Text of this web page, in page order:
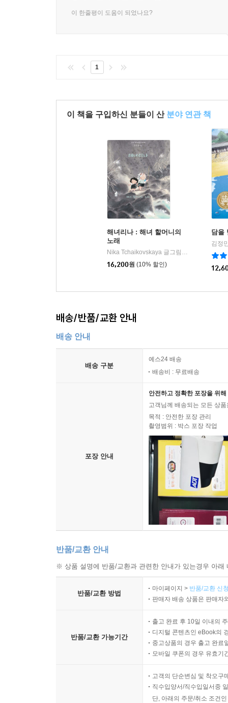
이 한줄평이 도움이 되었나요?
1
이 책을 구입하신 분들이 산 분야 연관 책
해녀리나 : 해녀 할머니의
노래
Nika Tchaikovskaya 글그림/강수경 역 |
16,200원 (10% 할인)
담을
김정
배송/반품/교환 안내
배송 안내
배송 구분
예스24 배송
배송비 : 무료배송
포장 안내
안전하고 정확한 포장을 위
고객님께 배송되는 모든 상
목적 : 안전한 포장 관리
촬영범위 : 박스 포장 작업
반품/교환 안내
※ 상품 설명에 반품/교환과 관련한 안내가 있는경우 아
반품/교환 방법
마이페이지 > 반품/교환 신
판매자 배송 상품은 판매자
반품/교환 가능기간
출고 완료 후 10일 이내의
디지털 콘텐츠인 eBook의
중고상품의 경우 출고 완료
모바일 쿠폰의 경우 유효기
고객의 단순변심 및 착오구
직수입양서/직수입일서중
단, 아래의 주문/취소 조건